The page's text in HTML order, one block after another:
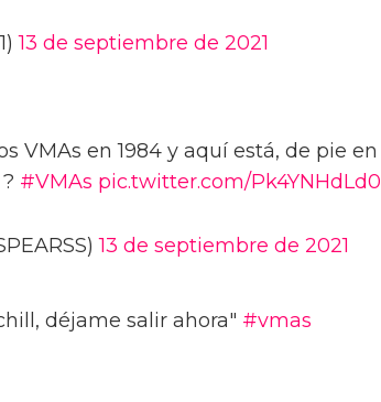
13 de septiembre de 2021
VMAs en 1984 y aquí está, de pie en
#VMAs pic.twitter.com/Pk4YNHdLd0
13 de septiembre de 2021
déjame salir ahora" #vmas